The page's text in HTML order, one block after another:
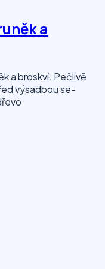
a
a broskví. Pečlivě
výsadbou se-